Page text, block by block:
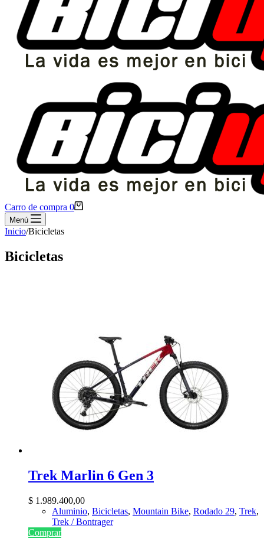
Carro de compra 0
Menú
Inicio/Bicicletas
Bicicletas
Trek Marlin 6 Gen 3
$ 1.989.400,00
Aluminio, Bicicletas, Mountain Bike, Rodado 29, Trek,
Trek / Bontrager
Comprar